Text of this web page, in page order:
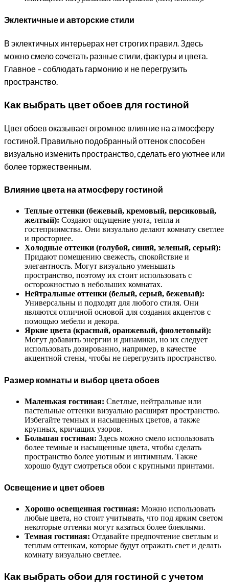
Эклектичные и авторские стили
В эклектичных интерьерах нет строгих правил. Здесь
можно смело сочетать разные стили, фактуры и цвета.
Главное – соблюдать гармонию и не перегрузить
пространство.
Как выбрать цвет обоев для гостиной
Цвет обоев оказывает огромное влияние на атмосферу
гостиной. Правильно подобранный оттенок способен
визуально изменить пространство, сделать его уютнее или
более торжественным.
Влияние цвета на атмосферу гостиной
Теплые оттенки (бежевый, кремовый, персиковый,
желтый): Создают ощущение уюта, тепла и
гостеприимства. Они визуально делают комнату светлее
и просторнее.
Холодные оттенки (голубой, синий, зеленый, серый):
Придают помещению свежесть, спокойствие и
элегантность. Могут визуально уменьшать
пространство, поэтому их стоит использовать с
осторожностью в небольших комнатах.
Нейтральные оттенки (белый, серый, бежевый):
Универсальны и подходят для любого стиля. Они
являются отличной основой для создания акцентов с
помощью мебели и декора.
Яркие цвета (красный, оранжевый, фиолетовый):
Могут добавить энергии и динамики, но их следует
использовать дозированно, например, в качестве
акцентной стены, чтобы не перегрузить пространство.
Размер комнаты и выбор цвета обоев
Маленькая гостиная: Светлые, нейтральные или
пастельные оттенки визуально расширят пространство.
Избегайте темных и насыщенных цветов, а также
крупных, кричащих узоров.
Большая гостиная: Здесь можно смело использовать
более темные и насыщенные цвета, чтобы сделать
пространство более уютным и интимным. Также
хорошо будут смотреться обои с крупными принтами.
Освещение и цвет обоев
Хорошо освещенная гостиная: Можно использовать
любые цвета, но стоит учитывать, что под ярким светом
некоторые оттенки могут казаться более блеклыми.
Темная гостиная: Отдавайте предпочтение светлым и
теплым оттенкам, которые будут отражать свет и делать
комнату визуально светлее.
Как выбрать обои для гостиной с учетом